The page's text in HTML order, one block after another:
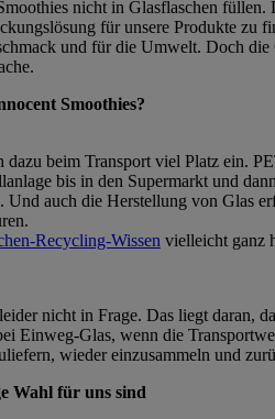
nicht in Glasflaschen füllen.
für unsere Produkte zu
und für die Umwelt. Doch
Smoothies?
beim Transport viel Platz ein.
bis in den Supermarkt und
auch die Herstellung von Glas
Recycling-Wissen vielleicht ganz
nicht in Frage. Das liegt daran,
Einweg-Glas, wenn die
wieder einzusammeln und
Wahl für uns sind